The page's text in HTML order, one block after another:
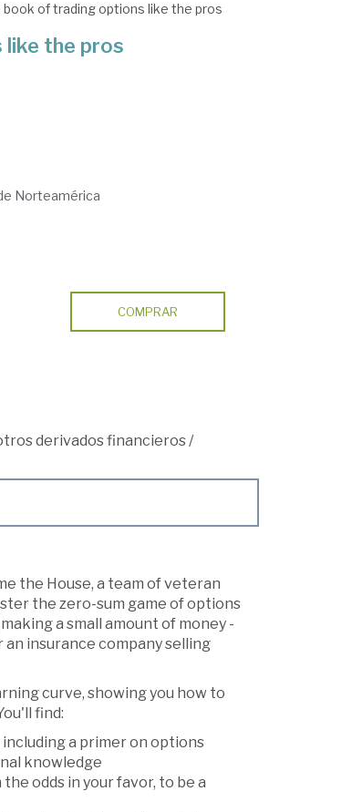
of trading options like the pros
the pros
Norteamérica
COMPRAR
derivados financieros/
the House, a team of veteran
the zero-sum game of options
a small amount of money -
an insurance company selling
curve, showing you how to
find:
a primer on options
knowledge
odds in your favor, to be a